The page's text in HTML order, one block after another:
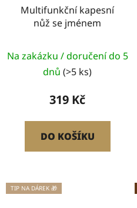
Multifunkční kapesní
nůž se jménem
hodnocení
produktu
je
z
5
Na zakázku / doručení do 5
dnů (>5 ks)
319 Kč
DO KOŠÍKU
TIP NA DÁREK 🎁